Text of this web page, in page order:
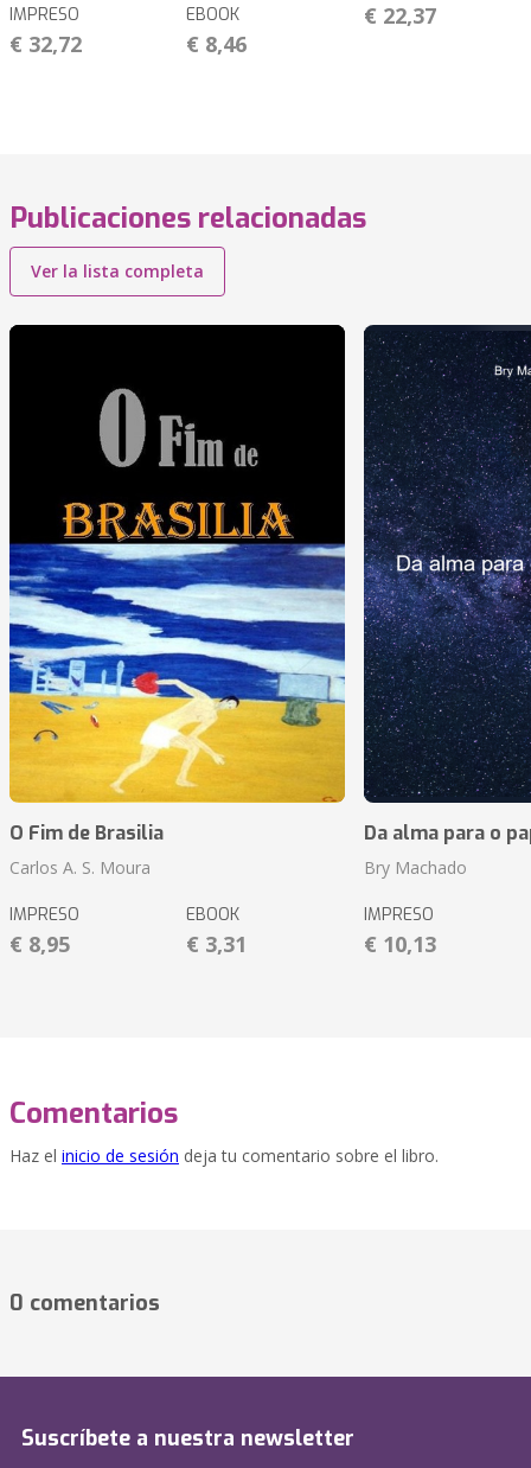
IMPRESO
€ 32,72
EBOOK
€ 8,46
€ 22,37
Publicaciones relacionadas
Ver la lista completa
O Fim de Brasilia
Carlos A. S. Moura
IMPRESO
€ 8,95
EBOOK
€ 3,31
Da alma para o
Bry Machado
IMPRESO
€ 10,13
Comentarios
Haz el inicio de sesión deja tu comentario sobre el libro.
0 comentarios
Suscríbete a nuestra newsletter